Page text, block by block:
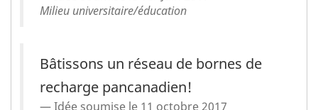
Milieu universitaire/éducation
Bâtissons un réseau de bornes de
recharge pancanadien!
Idée soumise le 11 octobre 2017